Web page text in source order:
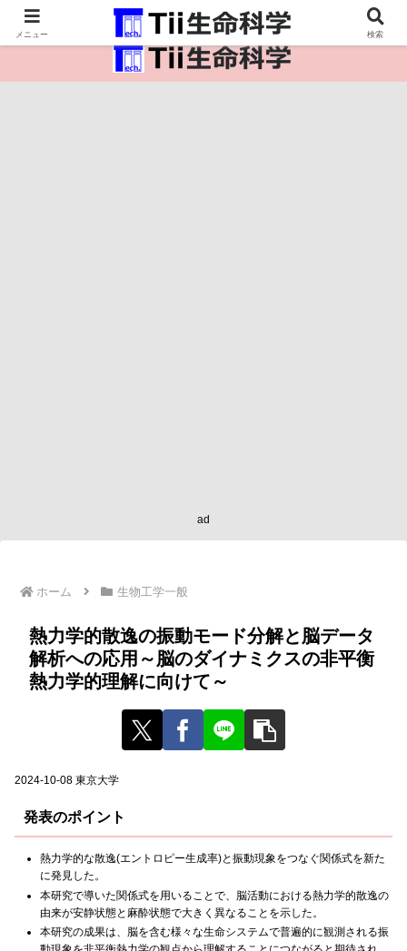
医療保健・生命・生物の情報インフラ。
ad
ホーム 生物工学一般
熱力学的散逸の振動モード分解と脳データ
解析への応用～脳のダイナミクスの非平衡
熱力学的理解に向けて～
2024-10-08 東京大学
発表のポイント
熱力学的な散逸(エントロピー生成率)と振動現象をつなぐ関係式を新た
に発見した。
本研究で導いた関係式を用いることで、脳活動における熱力学的散逸の
由来が安静状態と麻酔状態で大きく異なることを示した。
本研究の成果は、脳を含む様々な生命システムで普遍的に観測される振
メニュー 検索